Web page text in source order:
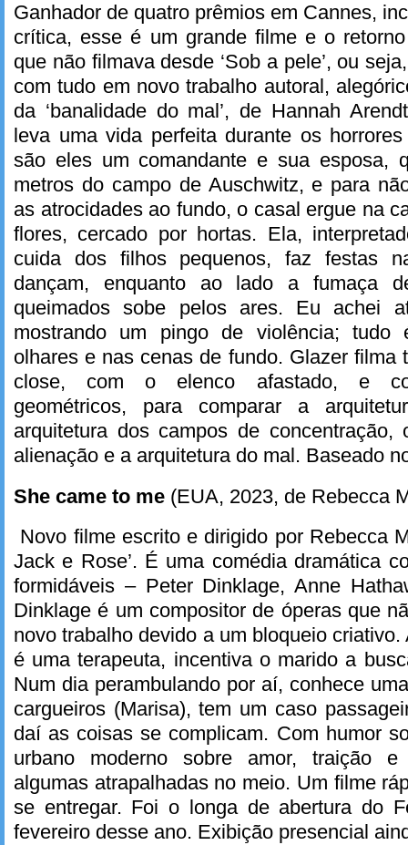
Ganhador de quatro prêmios em Cannes,
crítica, esse é um grande filme e o
que não filmava desde ‘Sob a pele’, ou
com tudo em novo trabalho autoral,
da ‘banalidade do mal’, de Hannah
leva uma vida perfeita durante os
são eles um comandante e sua esposa,
metros do campo de Auschwitz, e para
as atrocidades ao fundo, o casal ergue na
flores, cercado por hortas. Ela,
cuida dos filhos pequenos, faz festas
dançam, enquanto ao lado a fumaça
queimados sobe pelos ares. Eu achei
mostrando um pingo de violência; tudo
olhares e nas cenas de fundo. Glazer filma
close, com o elenco afastado, e
geométricos, para comparar a
arquitetura dos campos de concentração,
alienação e a arquitetura do mal. Baseado
She came to me (EUA, 2023, de Rebecca
Novo filme escrito e dirigido por Rebecca
Jack e Rose’. É uma comédia dramática
formidáveis – Peter Dinklage, Anne
Dinklage é um compositor de óperas que
novo trabalho devido a um bloqueio
é uma terapeuta, incentiva o marido a
Num dia perambulando por aí, conhece
cargueiros (Marisa), tem um caso
daí as coisas se complicam. Com humor
urbano moderno sobre amor, traição e
algumas atrapalhadas no meio. Um filme
se entregar. Foi o longa de abertura do
fevereiro desse ano. Exibição presencial